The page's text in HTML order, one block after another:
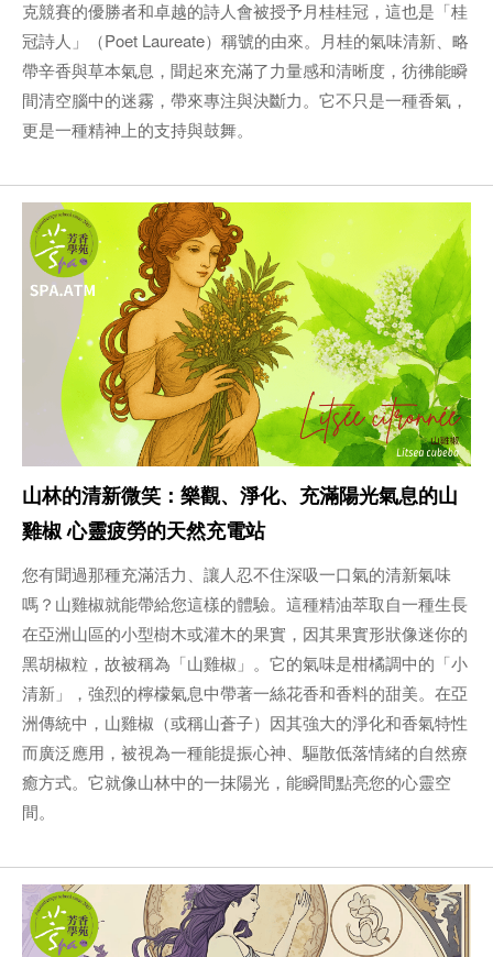
克競賽的優勝者和卓越的詩人會被授予月桂桂冠，這也是「桂
冠詩人」（Poet Laureate）稱號的由來。月桂的氣味清新、略
帶辛香與草本氣息，聞起來充滿了力量感和清晰度，彷彿能瞬
間清空腦中的迷霧，帶來專注與決斷力。它不只是一種香氣，
更是一種精神上的支持與鼓舞。
山林的清新微笑：樂觀、淨化、充滿陽光氣息的山
雞椒 心靈疲勞的天然充電站
您有聞過那種充滿活力、讓人忍不住深吸一口氣的清新氣味
嗎？山雞椒就能帶給您這樣的體驗。這種精油萃取自一種生長
在亞洲山區的小型樹木或灌木的果實，因其果實形狀像迷你的
黑胡椒粒，故被稱為「山雞椒」。它的氣味是柑橘調中的「小
清新」，強烈的檸檬氣息中帶著一絲花香和香料的甜美。在亞
洲傳統中，山雞椒（或稱山蒼子）因其強大的淨化和香氣特性
而廣泛應用，被視為一種能提振心神、驅散低落情緒的自然療
癒方式。它就像山林中的一抹陽光，能瞬間點亮您的心靈空
間。